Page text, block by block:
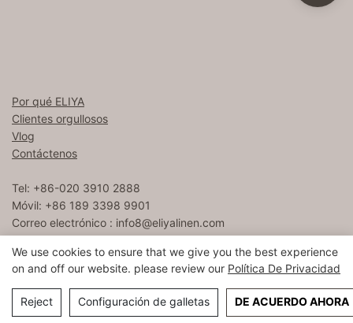
Por qué ELIYA
Clientes orgullosos
Vlog
Contáctenos
Tel: +86-020 3910 2888
Móvil: +86 189 3398 9901
Correo electrónico : info8@eliyalinen.com
粤ICP备15074832号
We use cookies to ensure that we give you the best experience
on and off our website. please review our Política De Privacidad
Reject Configuración de galletas DE ACUERDO AHORA